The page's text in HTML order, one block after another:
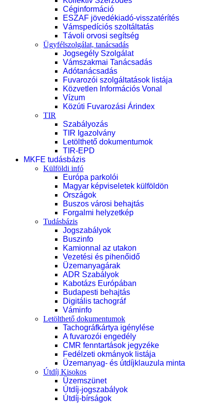
Céginformáció
ESZAF jövedékiadó-visszatérítés
Vámspedíciós szoltáltatás
Távoli orvosi segítség
Ügyfélszolgálat, tanácsadás
Jogsegély Szolgálat
Vámszakmai Tanácsadás
Adótanácsadás
Fuvarozói szolgáltatások listája
Közvetlen Információs Vonal
Vízum
Közúti Fuvarozási Árindex
TIR
Szabályozás
TIR Igazolvány
Letölthető dokumentumok
TIR-EPD
MKFE tudásbázis
Külföldi infó
Európa parkolói
Magyar képviseletek külföldön
Országok
Buszos városi behajtás
Forgalmi helyzetkép
Tudásbázis
Jogszabályok
Buszinfo
Kamionnal az utakon
Vezetési és pihenőidő
Üzemanyagárak
ADR Szabályok
Kabotázs Európában
Budapesti behajtás
Digitális tachográf
Váminfo
Letölthető dokumentumok
Tachográfkártya igénylése
A fuvarozói engedély
CMR fenntartások jegyzéke
Fedélzeti okmányok listája
Üzemanyag- és útdíjklauzula minta
Útdíj Kisokos
Üzemszünet
Útdíj-jogszabályok
Útdíj-bírságok